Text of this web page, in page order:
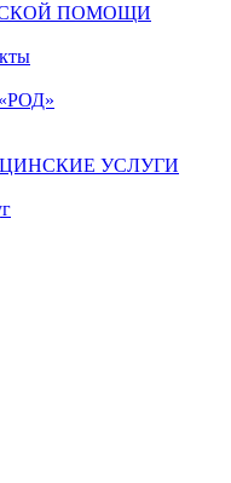
ПОМОЩИ
УСЛУГИ